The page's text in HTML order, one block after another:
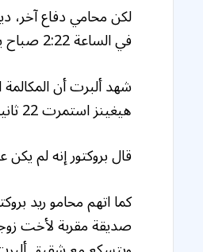
لكن محامي دفاع آخر،
في الساعة 2:22 صباح يوم 29 يناير/كانون الثاني، بعد الحفل الذي أقيم في منزل ألبرت.
شهد ألبرت أن
هيغينز استمرت 22 ثانية. شهد هيغينز أنه لا يتذكر استدعاء ألبرت مرة أخرى.
قال بروكتور إنه لم
كما اتهم محامو ريد
صديقة مقربة لأخت